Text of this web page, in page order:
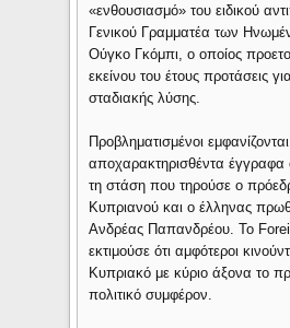
«ενθουσιασμό» του ειδικού
Γενικού Γραμματέα των
Ούγκο Γκόμπι, ο οποίος
εκείνου του έτους προτάσεις
σταδιακής λύσης.
Προβληματισμένοι
αποχαρακτηρισθέντα έγγραφα
τη στάση που τηρούσε ο
Κυπριανού και ο έλληνας
Ανδρέας Παπανδρέου. Το
εκτιμούσε ότι αμφότεροι
Κυπριακό με κύριο άξονα το
πολιτικό συμφέρον.